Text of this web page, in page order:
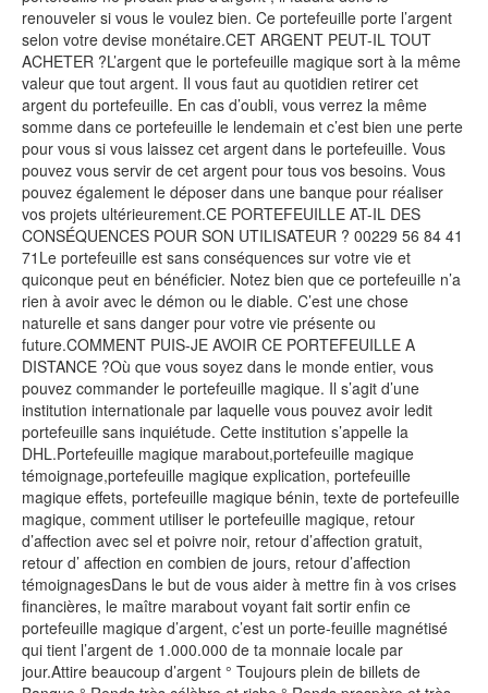
renouveler si vous le voulez bien. Ce portefeuille porte l’argent
selon votre devise monétaire.CET ARGENT PEUT-IL TOUT
ACHETER ?L’argent que le portefeuille magique sort à la même
valeur que tout argent. Il vous faut au quotidien retirer cet
argent du portefeuille. En cas d’oubli, vous verrez la même
somme dans ce portefeuille le lendemain et c’est bien une perte
pour vous si vous laissez cet argent dans le portefeuille. Vous
pouvez vous servir de cet argent pour tous vos besoins. Vous
pouvez également le déposer dans une banque pour réaliser
vos projets ultérieurement.CE PORTEFEUILLE AT-IL DES
CONSÉQUENCES POUR SON UTILISATEUR ? 00229 56 84 41
71Le portefeuille est sans conséquences sur votre vie et
quiconque peut en bénéficier. Notez bien que ce portefeuille n’a
rien à avoir avec le démon ou le diable. C’est une chose
naturelle et sans danger pour votre vie présente ou
future.COMMENT PUIS-JE AVOIR CE PORTEFEUILLE A
DISTANCE ?Où que vous soyez dans le monde entier, vous
pouvez commander le portefeuille magique. Il s’agit d’une
institution internationale par laquelle vous pouvez avoir ledit
portefeuille sans inquiétude. Cette institution s’appelle la
DHL.Portefeuille magique marabout,portefeuille magique
témoignage,portefeuille magique explication, portefeuille
magique effets, portefeuille magique bénin, texte de portefeuille
magique, comment utiliser le portefeuille magique, retour
d’affection avec sel et poivre noir, retour d’affection gratuit,
retour d’ affection en combien de jours, retour d’affection
témoignagesDans le but de vous aider à mettre fin à vos crises
financières, le maître marabout voyant fait sortir enfin ce
portefeuille magique d’argent, c’est un porte-feuille magnétisé
qui tient l’argent de 1.000.000 de ta monnaie locale par
jour.Attire beaucoup d’argent ° Toujours plein de billets de